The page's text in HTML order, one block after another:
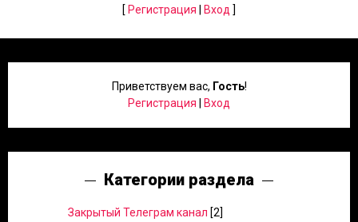
[ Регистрация Вход ]
Приветствуем вас, Гость!
Регистрация
Вход
Категории раздела
Закрытый Телеграм канал [2]